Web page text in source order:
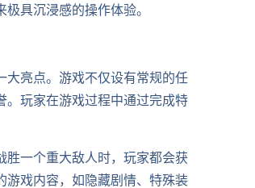
具沉浸感的操作体验。
大亮点。游戏不仅设有常规的任
玩家在游戏过程中通过完成特
一个重大敌人时，玩家都会获
戏内容，如隐藏剧情、特殊装